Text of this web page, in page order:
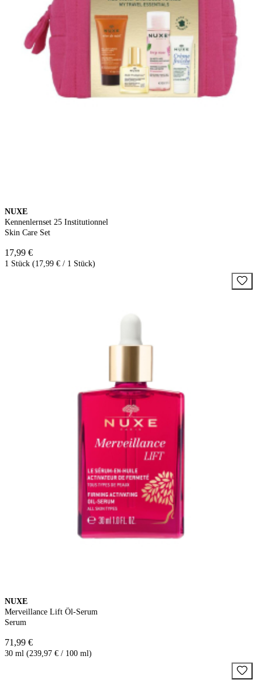
NUXE
Kennenlernset 25 Institutionnel
Skin Care Set
17,99 €
1 Stück (17,99 € / 1 Stück)
NUXE
Merveillance Lift Öl-Serum
Serum
71,99 €
30 ml (239,97 € / 100 ml)